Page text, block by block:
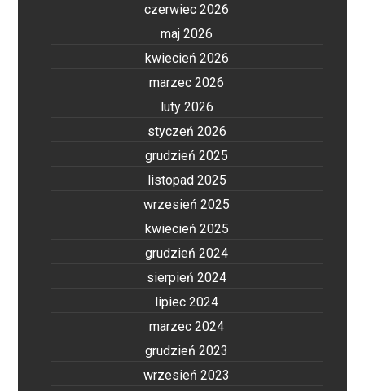
czerwiec 2026
maj 2026
kwiecień 2026
marzec 2026
luty 2026
styczeń 2026
grudzień 2025
listopad 2025
wrzesień 2025
kwiecień 2025
grudzień 2024
sierpień 2024
lipiec 2024
marzec 2024
grudzień 2023
wrzesień 2023